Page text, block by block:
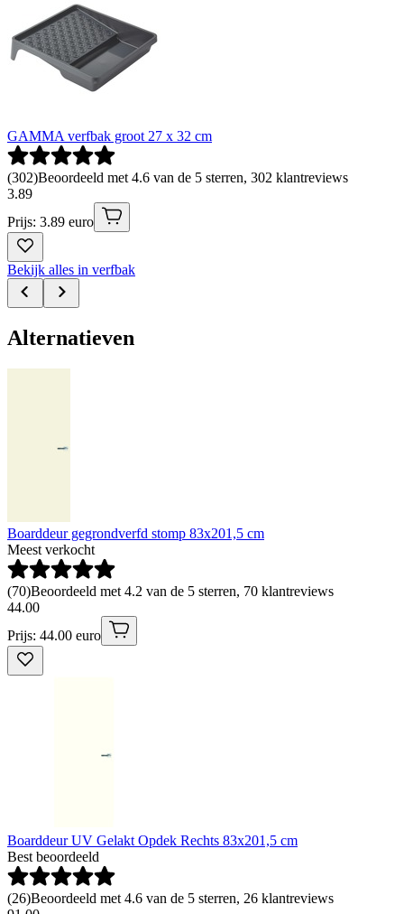
GAMMA verfbak groot 27 x 32 cm
(302)Beoordeeld met 4.6 van de 5 sterren, 302 klantreviews
3.89
Prijs: 3.89 euro
Bekijk alles in verfbak
Alternatieven
Boarddeur gegrondverfd stomp 83x201,5 cm
Meest verkocht
(70)Beoordeeld met 4.2 van de 5 sterren, 70 klantreviews
44.00
Prijs: 44.00 euro
Boarddeur UV Gelakt Opdek Rechts 83x201,5 cm
Best beoordeeld
(26)Beoordeeld met 4.6 van de 5 sterren, 26 klantreviews